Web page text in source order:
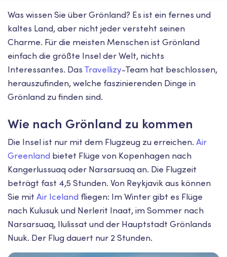
Was wissen Sie über Grönland? Es ist ein fernes und
kaltes Land, aber nicht jeder versteht seinen
Charme. Für die meisten Menschen ist Grönland
einfach die größte Insel der Welt, nichts
Interessantes. Das Travellizy-Team hat beschlossen,
herauszufinden, welche faszinierenden Dinge in
Grönland zu finden sind.
Wie nach Grönland zu kommen
Die Insel ist nur mit dem Flugzeug zu erreichen. Air
Greenland bietet Flüge von Kopenhagen nach
Kangerlussuaq oder Narsarsuaq an. Die Flugzeit
beträgt fast 4,5 Stunden. Von Reykjavik aus können
Sie mit Air Iceland fliegen: Im Winter gibt es Flüge
nach Kulusuk und Nerlerit Inaat, im Sommer nach
Narsarsuaq, Ilulissat und der Hauptstadt Grönlands
Nuuk. Der Flug dauert nur 2 Stunden.